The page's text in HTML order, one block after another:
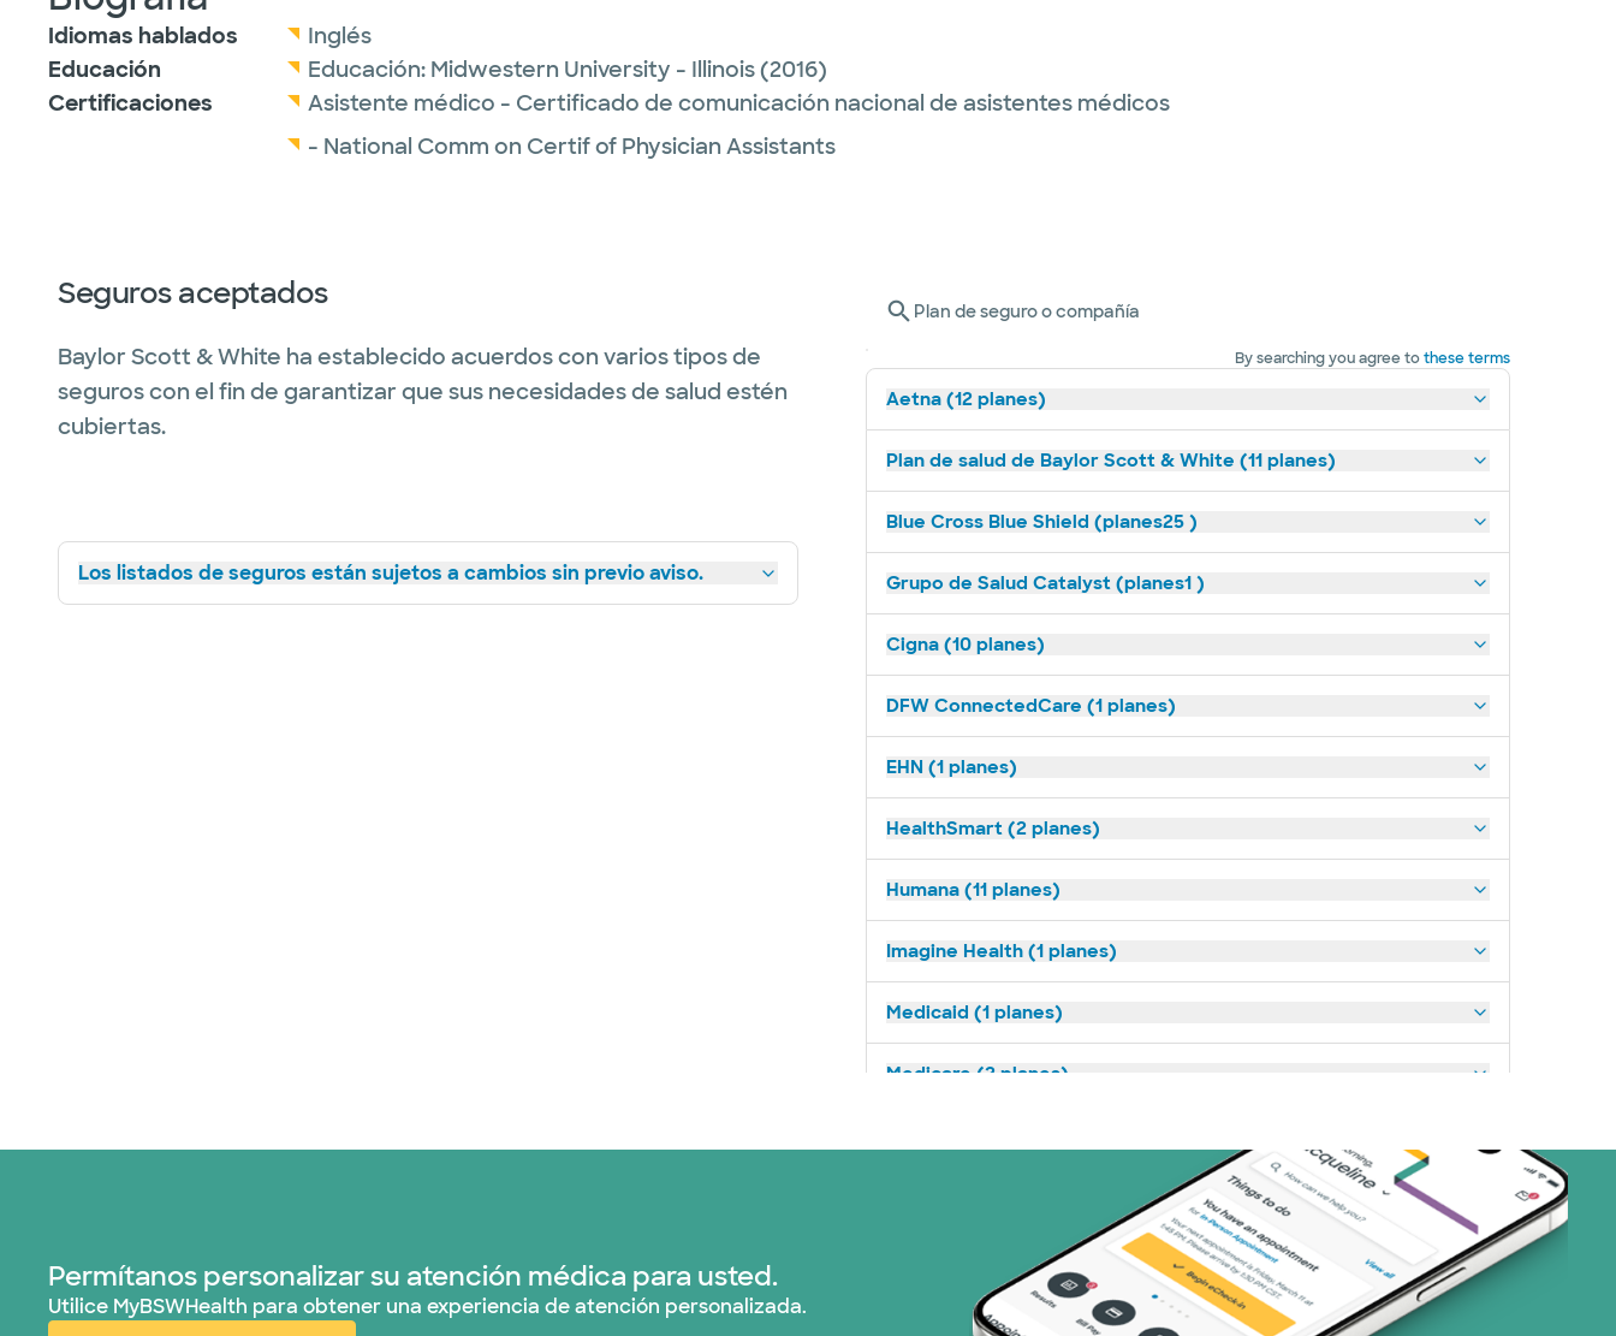
Idiomas hablados
Inglés
Educación
Educación: Midwestern University - Illinois(2016)
Certificaciones
Asistente médico - Certificado de comunicación nacional de asistentes médicos
- National Comm on Certif of Physician Assistants
Seguros aceptados
Baylor Scott & White ha establecido acuerdos con varios tipos de
seguros con el fin de garantizar que sus necesidades de salud estén
cubiertas.
Los listados de seguros están sujetos a cambios sin previo aviso.
Plan de seguro o compañía
By searching you agree tothese terms
Aetna (12 planes)
Plan de salud de Baylor Scott & White (11 planes)
Blue Cross Blue Shield (planes25 )
Grupo de Salud Catalyst (planes1 )
Cigna (10 planes)
DFW ConnectedCare (1 planes)
EHN (1 planes)
HealthSmart (2 planes)
Humana (11 planes)
Imagine Health (1 planes)
Medicaid (1 planes)
Medicare (2 planes)
Prism Electric (1 planes)
Plan de Salud Superior (3 planes)
Permítanos personalizar su atención médica para usted.
Utilice MyBSWHealth para obtener una experiencia de atención personalizada.